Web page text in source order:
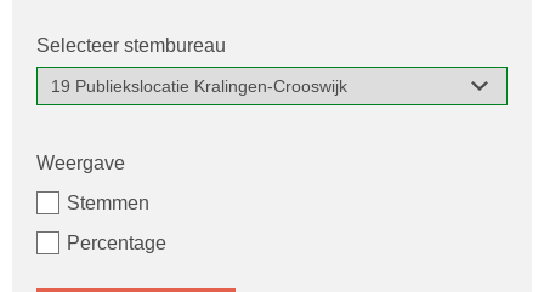
Selecteer stembureau
Weergave
Stemmen
Percentage